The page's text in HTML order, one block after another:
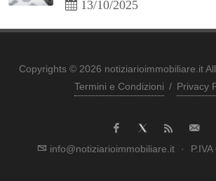
13/10/2025
Copyrights © 2026 notiziarioimmobiliare.it
Termini e Condizioni / Privacy
info@notiziarioimmobiliare.it ·